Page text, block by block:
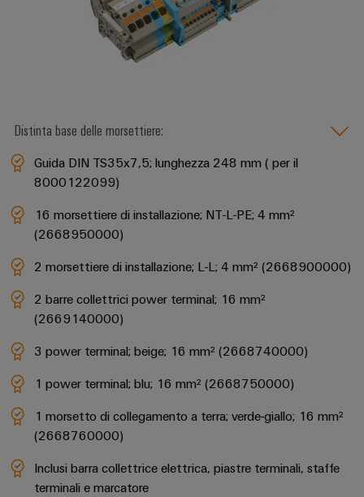
Nuovi
prodotti
Connettività
novità
Industrial
Configuratore
Weidmüller
livello
Distinta base delle morsettiere:
Guida DIN TS35x7,5; lunghezza 248 mm ( per il
8000122099)
16 morsettiere di installazione; NT-L-PE; 4 mm²
(2668950000)
2 morsettiere di installazione; L-L; 4 mm² (2668900000)
2 barre collettrici power terminal; 16 mm²
(2669140000)
3 power terminal; beige; 16 mm² (2668740000)
1 power terminal; blu; 16 mm² (2668750000)
1 morsetto di collegamento a terra; verde-giallo; 16 mm²
(2668760000)
Inclusi barra collettrice elettrica, piastre terminali, staffe
terminali e marcatore